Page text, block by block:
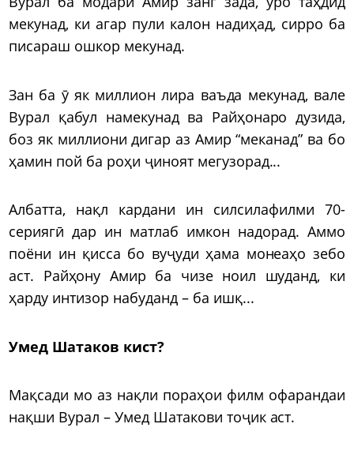
мекунад, ки агар пули калон надиҳад, сирро ба
писараш ошкор мекунад.
Зан ба ӯ як миллион лира ваъда мекунад, вале
Вурал қабул намекунад ва Райҳонаро дузида,
боз як миллиони дигар аз Амир “меканад” ва бо
ҳамин пой ба роҳи ҷиноят мегузорад...
Албатта, нақл кардани ин силсилафилми 70-
сериягӣ дар ин матлаб имкон надорад. Аммо
поёни ин қисса бо вуҷуди ҳама монеаҳо зебо
аст. Райҳону Амир ба чизе ноил шуданд, ки
ҳарду интизор набуданд – ба ишқ...
Умед Шатаков кист?
Мақсади мо аз нақли пораҳои филм офарандаи
нақши Вурал – Умед Шатакови тоҷик аст.